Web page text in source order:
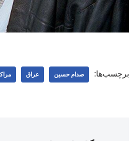
برچسب‌ها: صدام حسین عراق